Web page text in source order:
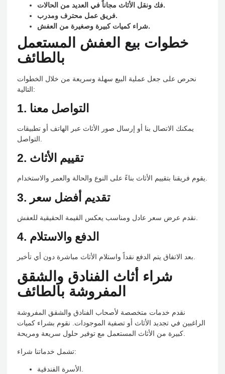
فك ونقل الأثاث مجاناً في العديد من الحالات.
فريق عمل محترف ومدرب.
شراء كميات كبيرة وصغيرة من العفش.
خطوات بيع العفش المستعمل
بالطائف
نحرص على جعل عملية البيع سهلة وسريعة من خلال الخطوات
التالية:
1. التواصل معنا
يمكنك الاتصال بنا أو إرسال صور الأثاث عبر الهاتف أو تطبيقات
2. تقييم الأثاث
يقوم فريقنا بتقييم الأثاث بناءً على النوع والحالة والعمر والاستخدام.
3. تقديم أفضل سعر
4. الدفع والاستلام
شراء أثاث الفنادق والشقق
المفروشة بالطائف
نقدم خدمات متخصصة لأصحاب الفنادق والشقق المفروشة
الراغبين في تجديد الأثاث أو تصفية الموجودات. نقوم بشراء كميات
كبيرة من الأثاث المستعمل مع توفير حلول سريعة ومريحة.
تشمل خدماتنا شراء:
الأسرة الفندقية.